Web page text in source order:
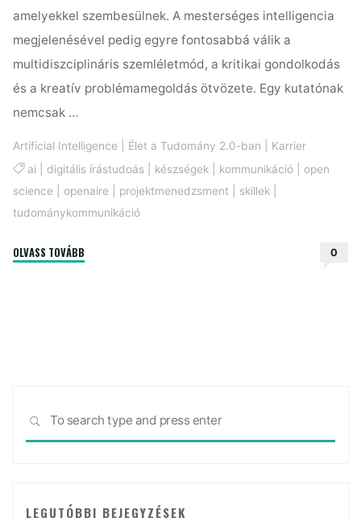
amelyekkel szembesülnek. A mesterséges intelligencia
megjelenésével pedig egyre fontosabbá válik a
multidiszciplináris szemléletmód, a kritikai gondolkodás
és a kreatív problémamegoldás ötvözete. Egy kutatónak
nemcsak …
Artificial Intelligence Élet a Tudomány 2.0-ban
Karrier
ai| digitális írástudoás| készségek| kommunikáció| open
science
openaire projektmenedzsment skillek
tudománykommunikáció
OLVASS TOVÁBB
az
0
SEARCH
LEGUTÓBBI BEJEGYZÉSEK